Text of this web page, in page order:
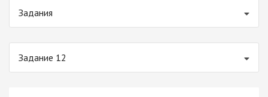
Задания
Задание 12